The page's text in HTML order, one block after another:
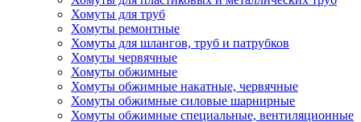
Хомуты для труб
Хомуты ремонтные
Хомуты для шлангов, труб и патрубков
Хомуты червячные
Хомуты обжимные
Хомуты обжимные накатные, червячные
Хомуты обжимные силовые шарнирные
Хомуты обжимные специальные, вентиляционные